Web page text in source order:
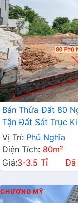
Bán Thửa Đất 80
Tận Đất Sát Trục
Vị Trí: Phú Nghĩa
Diện Tích: 80m²
Giá:3-3.5 Tỉ Đã
CHƯƠNG MỸ